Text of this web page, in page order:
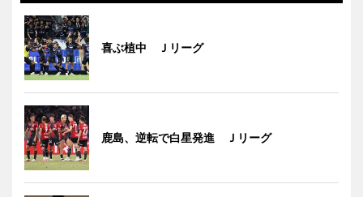
喜ぶ植中 Ｊリーグ
鹿島、逆転で白星発進 Ｊリーグ